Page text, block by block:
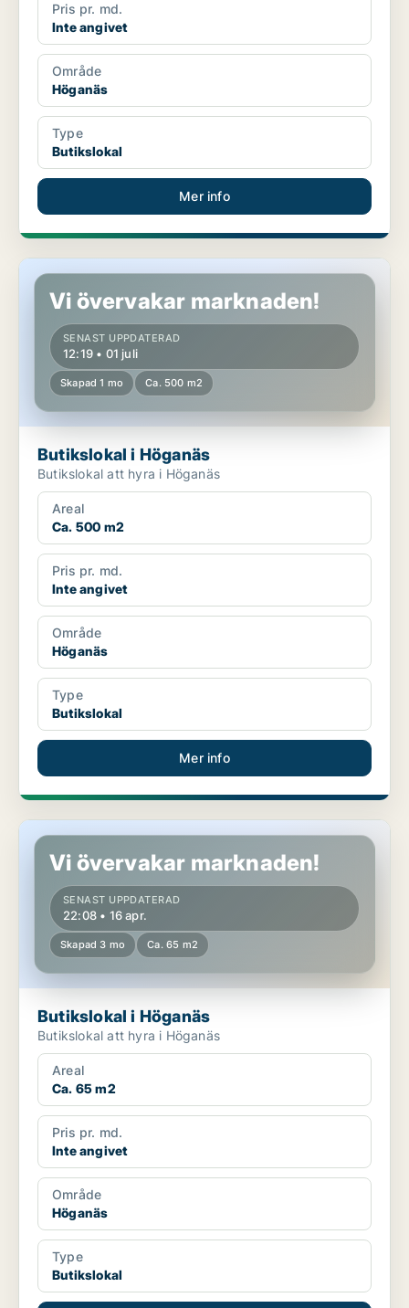
Pris pr. md.
Inte angivet
Område
Höganäs
Type
Butikslokal
Mer info
Butikslokal i Höganäs
Vi övervakar marknaden!
SENAST UPPDATERAD
12:19 • 01 juli
Skapad 1 mo Ca. 500 m2
Butikslokal i Höganäs
Butikslokal att hyra i Höganäs
Areal
Ca. 500 m2
Pris pr. md.
Inte angivet
Område
Höganäs
Type
Butikslokal
Mer info
Butikslokal i Höganäs
Vi övervakar marknaden!
SENAST UPPDATERAD
22:08 • 16 apr.
Skapad 3 mo Ca. 65 m2
Butikslokal i Höganäs
Butikslokal att hyra i Höganäs
Areal
Ca. 65 m2
Pris pr. md.
Inte angivet
Område
Höganäs
Type
Butikslokal